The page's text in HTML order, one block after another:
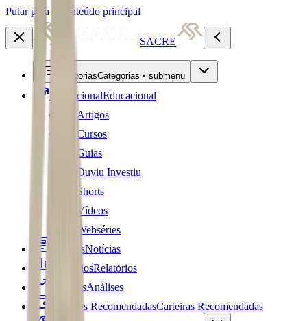
Pular para o conteúdo principal
SACRE
CategoriasCategorias • submenu
EducacionalEducacional
Artigos
Cursos
Guias
Ouviu Investiu
Shorts
Vídeos
Webséries
NotíciasNotícias
RelatóriosRelatórios
AnálisesAnálises
Carteiras RecomendadasCarteiras Recomendadas